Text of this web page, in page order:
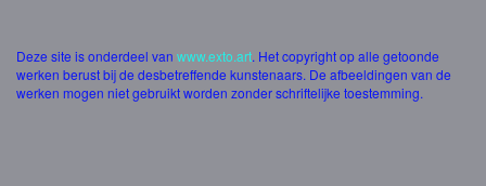
Deze site is onderdeel van www.exto.art. Het copyright op alle getoonde
werken berust bij de desbetreffende kunstenaars. De afbeeldingen van de
werken mogen niet gebruikt worden zonder schriftelijke toestemming.